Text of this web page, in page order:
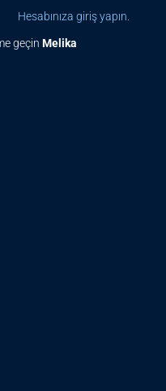
Hesabınıza giriş yapın.
geçin Melika